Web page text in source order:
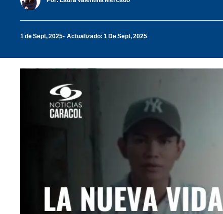
1 de Sept, 2025 Actualizado: 1 De Sept, 2025